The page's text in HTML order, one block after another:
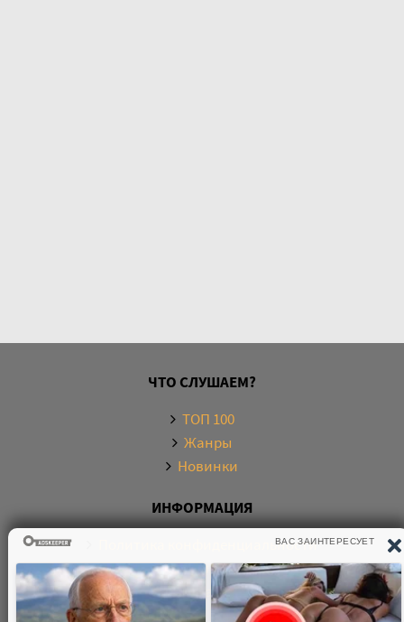
ЧТО СЛУШАЕМ?
ТОП 100
Жанры
Новинки
ИНФОРМАЦИЯ
Политика конфиденциальности
Правообладателям
Обратная связь